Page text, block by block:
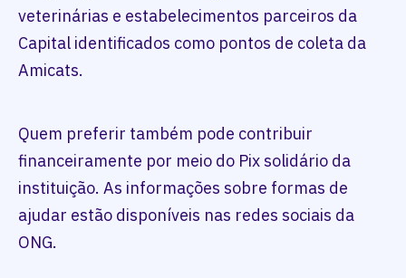
veterinárias e estabelecimentos parceiros da
Capital identificados como pontos de coleta da
Amicats.
Quem preferir também pode contribuir
financeiramente por meio do Pix solidário da
instituição. As informações sobre formas de
ajudar estão disponíveis nas redes sociais da
ONG.